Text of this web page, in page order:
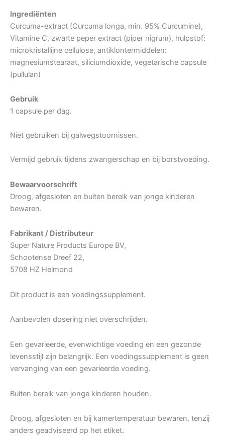
Ingrediënten
Curcuma-extract (Curcuma longa, min. 95% Curcumine),
Vitamine C, zwarte peper extract (piper nigrum), hulpstof:
microkristallijne cellulose, antiklontermiddelen:
magnesiumstearaat, siliciumdioxide, vegetarische capsule
(pullulan)
Gebruik
1 capsule per dag.
Niet gebruiken bij galwegstoornissen.
Vermijd gebruik tijdens zwangerschap en bij borstvoeding.
Bewaarvoorschrift
Droog, afgesloten en buiten bereik van jonge kinderen
bewaren.
Fabrikant / Distributeur
Super Nature Products Europe BV,
Schootense Dreef 22,
5708 HZ Helmond
Dit product is een voedingssupplement.
Aanbevolen dosering niet overschrijden.
Een gevarieerde, evenwichtige voeding en een gezonde
levensstijl zijn belangrijk. Een voedingssupplement is geen
vervanging van een gevarieerde voeding.
Buiten bereik van jonge kinderen houden.
Droog, afgesloten en bij kamertemperatuur bewaren, tenzij
anders geadviseerd op het etiket.